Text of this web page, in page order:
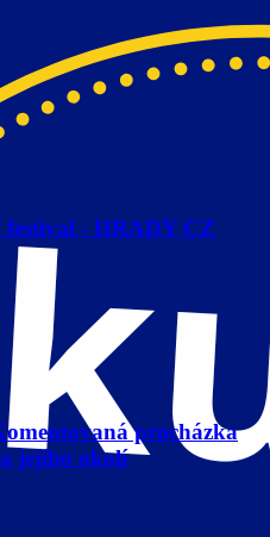
festival - HRADY CZ
procházka
jejího okolí